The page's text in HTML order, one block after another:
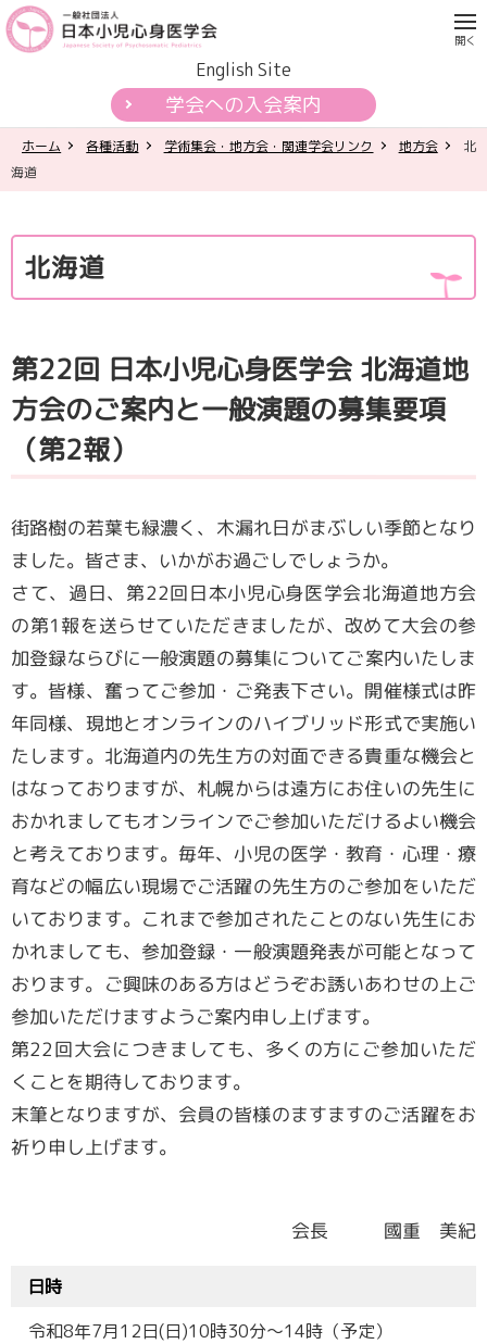
English Site
学会への入会案内
学会について
学会認定制度
公開資料・提言
一般の皆様へ
会員専用ページ
ホーム 各種活動 学術集会・地方会・関連学会リンク 地方会
北
海道
北海道
第22回 日本小児心身医学会 北海道地
方会のご案内と一般演題の募集要項
（第2報）
街路樹の若葉も緑濃く、木漏れ日がまぶしい季節となり
ました。皆さま、いかがお過ごしでしょうか。
さて、過日、第22回日本小児心身医学会北海道地方会
の第1報を送らせていただきましたが、改めて大会の参
加登録ならびに一般演題の募集についてご案内いたしま
す。皆様、奮ってご参加・ご発表下さい。開催様式は昨
年同様、現地とオンラインのハイブリッド形式で実施い
たします。北海道内の先生方の対面できる貴重な機会と
はなっておりますが、札幌からは遠方にお住いの先生に
おかれましてもオンラインでご参加いただけるよい機会
と考えております。毎年、小児の医学・教育・心理・療
育などの幅広い現場でご活躍の先生方のご参加をいただ
いております。これまで参加されたことのない先生にお
かれましても、参加登録・一般演題発表が可能となって
おります。ご興味のある方はどうぞお誘いあわせの上ご
参加いただけますようご案内申し上げます。
第22回大会につきましても、多くの方にご参加いただ
くことを期待しております。
末筆となりますが、会員の皆様のますますのご活躍をお
祈り申し上げます。
会長 國重 美紀
日時
令和8年7月12日(日)10時30分～14時（予定）